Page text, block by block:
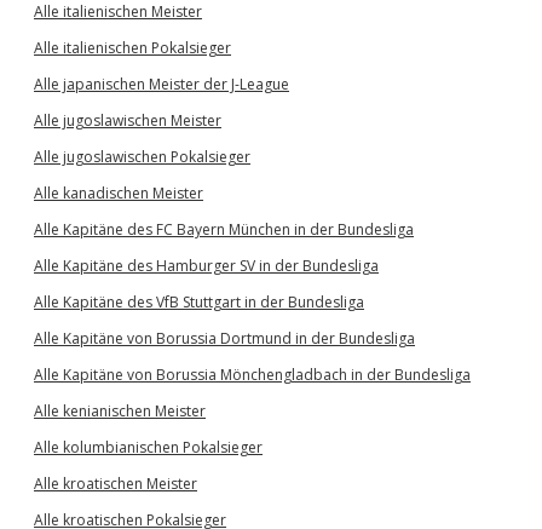
Alle italienischen Meister
Alle italienischen Pokalsieger
Alle japanischen Meister der J-League
Alle jugoslawischen Meister
Alle jugoslawischen Pokalsieger
Alle kanadischen Meister
Alle Kapitäne des FC Bayern München in der Bundesliga
Alle Kapitäne des Hamburger SV in der Bundesliga
Alle Kapitäne des VfB Stuttgart in der Bundesliga
Alle Kapitäne von Borussia Dortmund in der Bundesliga
Alle Kapitäne von Borussia Mönchengladbach in der Bundesliga
Alle kenianischen Meister
Alle kolumbianischen Pokalsieger
Alle kroatischen Meister
Alle kroatischen Pokalsieger